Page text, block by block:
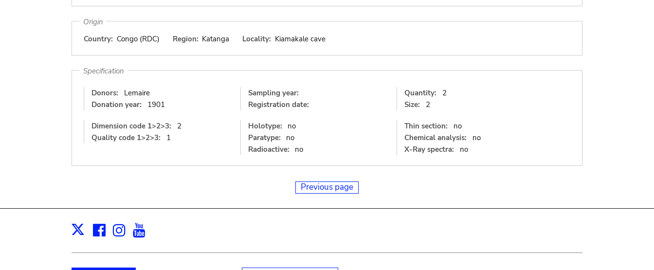
Origin
Country: Congo (RDC) Region: Katanga Locality: Kiamakale cave
Specification
Donors:
Lemaire
Donation year:
1901
Sampling year:
Registration date:
Quantity:
2
Size:
2
Dimension code 1>2>3:
2
Quality code 1>2>3:
1
Holotype:
no
Paratype:
no
Radioactive:
no
Thin section:
no
Chemical analysis:
no
X-Ray spectra:
no
Previous page
X Facebook
Instagram